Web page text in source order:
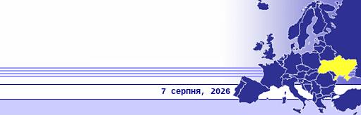
7 серпня, 2026